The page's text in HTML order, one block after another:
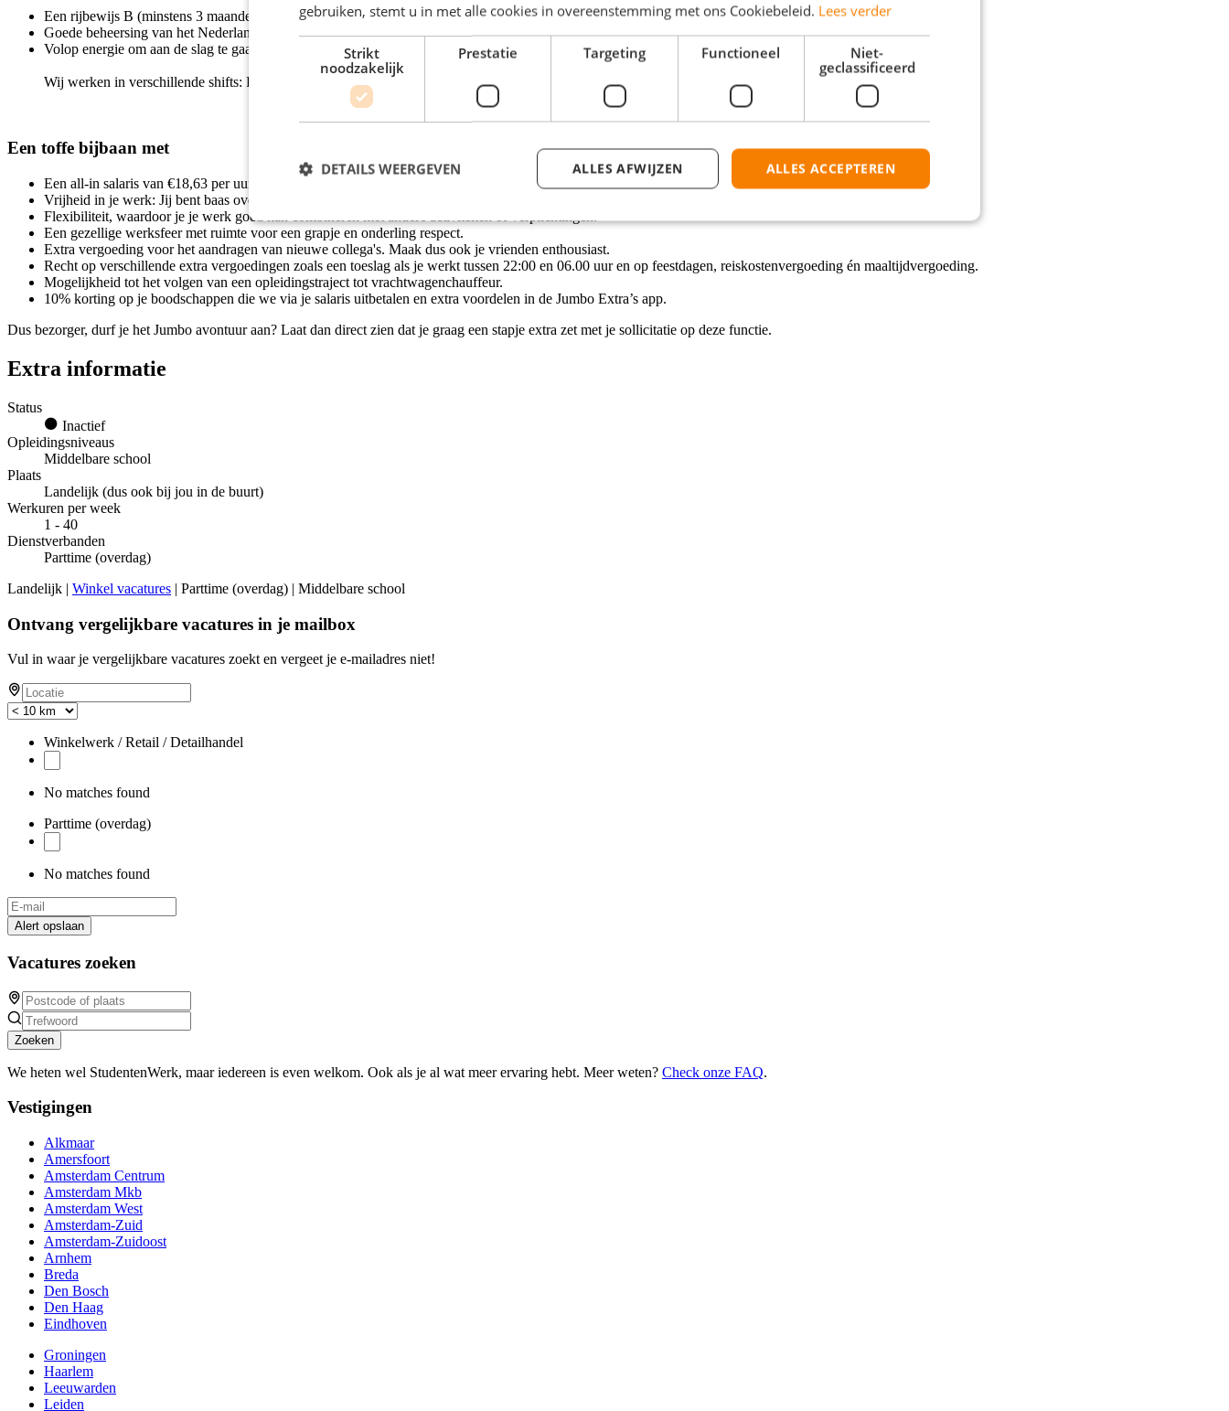
Een rijbewijs B (minstens 3 maanden)
Goede beheersing van het Nederlands
Volop energie om aan de slag te gaan in jouw bezorggebied
Wij werken in verschillende shifts: Bijvoorbeeld van 6:00 tot 15:00, van 15:00 tot 23:00 en/of van 17:15 tot 23:00 uur.
Een toffe bijbaan met
Een all-in salaris van €18,63 per uur inclusief vakantiegeld (bij 21 jaar of ouder) na 12 weken werken. Je start met een salaris van €18,38 per uur.
Vrijheid in je werk: Jij bent baas over je eigen bus (automaat met airco).
Flexibiliteit, waardoor je je werk goed kan combineren met andere activiteiten of verplichtingen.
Een gezellige werksfeer met ruimte voor een grapje en onderling respect.
Extra vergoeding voor het aandragen van nieuwe collega's. Maak dus ook je vrienden enthousiast.
Recht op verschillende extra vergoedingen zoals een toeslag als je werkt tussen 22:00 en 06.00 uur en op feestdagen, reiskostenvergoeding én maaltijdvergoeding.
Mogelijkheid tot het volgen van een opleidingstraject tot vrachtwagenchauffeur.
10% korting op je boodschappen die we via je salaris uitbetalen en extra voordelen in de Jumbo Extra’s app.
Dus bezorger, durf je het Jumbo avontuur aan? Laat dan direct zien dat je graag een stapje extra zet met je sollicitatie op deze functie.
Extra informatie
Status
Inactief
Opleidingsniveaus
Middelbare school
Plaats
Landelijk (dus ook bij jou in de buurt)
Werkuren per week
1 - 40
Dienstverbanden
Parttime (overdag)
Landelijk | Winkel vacatures | Parttime (overdag) | Middelbare school
Ontvang vergelijkbare vacatures in je mailbox
Vul in waar je vergelijkbare vacatures zoekt en vergeet je e-mailadres niet!
Winkelwerk / Retail / Detailhandel
No matches found
Parttime (overdag)
No matches found
Alert opslaan
Vacatures zoeken
Zoeken
We heten wel StudentenWerk, maar iedereen is even welkom. Ook als je al wat meer ervaring hebt. Meer weten? Check onze FAQ.
Vestigingen
Alkmaar
Amersfoort
Amsterdam Centrum
Amsterdam Mkb
Amsterdam West
Amsterdam-Zuid
Amsterdam-Zuidoost
Arnhem
Breda
Den Bosch
Den Haag
Eindhoven
Groningen
Haarlem
Leeuwarden
Leiden
gebruiken, stemt u in met alle cookies in overeenstemming met ons Cookiebeleid. Lees verder
Strikt
noodzakelijk
Prestatie Targeting Functioneel
Niet-
geclassificeerd
ALLES ACCEPTEREN
ALLES AFWIJZEN
DETAILS WEERGEVEN